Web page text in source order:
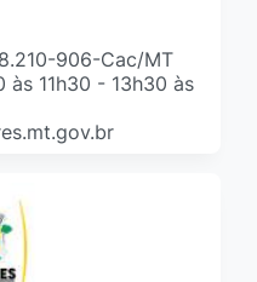
906-Cac/MT
às 11h30 - 13h30 às